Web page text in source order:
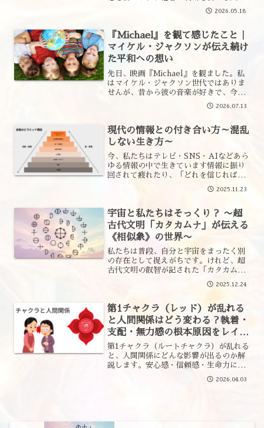
引き寄せ合います。直感力の整え方をレ
2026.05.18
『Michael』を観て感じたこと｜
マイケル・ジャクソンが伝え続け
た平和への想い
先日、映画『Michael』を観ました。私
はマイケル・ジャクソン世代ではありま
せんが、昔から彼の音楽が好きで、今で
もよく聴いています。英語を長年学んで
いることもあり、洋楽は歌詞の意味を調
の曲を理解するほど...
2026.07.13
現代の情報との付き合い方～混乱
しない生き方～
今、私たちはテレビ・SNS・AIなどあら
ゆる情報の中で生きています情報に振り
回されて疲れたり、「どれを信じればい
いの？」って、つい混乱しちゃいますよ
ね…今回は「情報に振り回されないため
が心穏やかに過ごせる...
2025.11.23
宇宙と私たちはそっくり？ 〜超
古代文明「カタカムナ」が伝える
《相似象》の世界〜
私たちは普段、自分と宇宙をまったく別
の存在として捉えがちです。けれど、超
古代文明の叡智が記された「カタカム
ナ」の世界では、万物万象はすべて「相
似象（そうじしょう）」であると解釈さ
も小さなものも、同じ法則...
2025.12.24
第1チャクラ（レッド）が乱れる
と人間関係はどう変わる？執着・
支配・無力感の根本原因をレイキ
の視点で解説
第1チャクラ（ルートチャクラ）が乱れる
と、人間関係にどんな影響が出るのか解
説します。安心感・信頼感・生命力に関
わる第1チャクラを整えるヒントもご紹
2026.04.03